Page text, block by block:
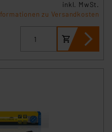
inkl. MwSt.
zu Versandkosten